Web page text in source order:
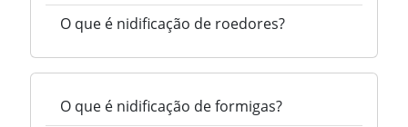
O que é nidificação de roedores?
O que é nidificação de formigas?